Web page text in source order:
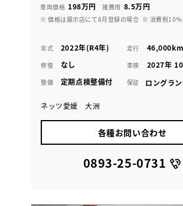
車両価格 198万円 諸費用 8.5万円
※ 価格は展示店にて8月登録の場合 ※ 消費税10
年式 2022年(R4年) 走行 46,000km
修復 なし 車検 2027年
整備 定期点検整備付 保証 ロングラ
ネッツ愛媛 大洲
各種お問い合わせ
0893-25-0731